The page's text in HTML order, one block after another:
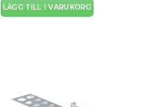
LÄGG TILL I VARUKORG